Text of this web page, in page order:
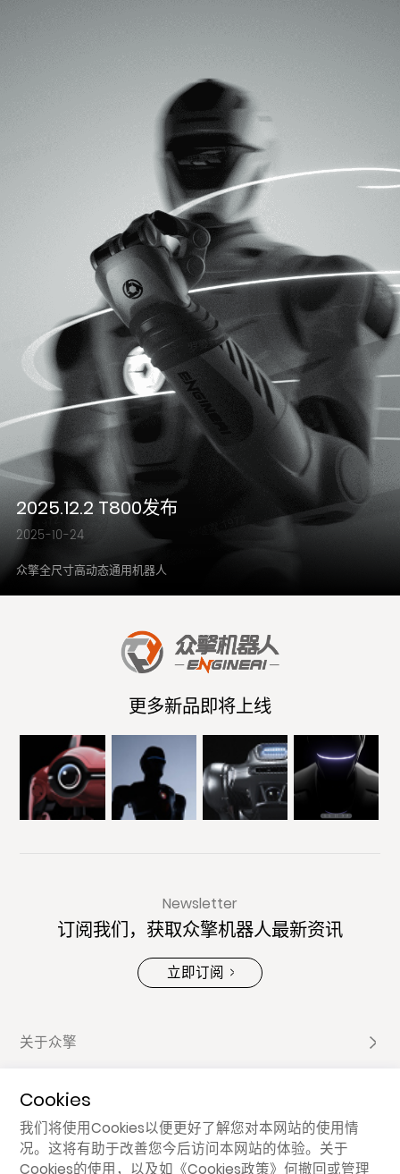
2025.12.2 T800发布
2025-10-24
众擎全尺寸高动态通用机器人
更多新品即将上线
Newsletter
订阅我们，获取众擎机器人最新资讯
立即订阅
关于众擎
产品家族
分享
Cookies
我们将使用Cookies以便更好了解您对本网站的使用情
况。这将有助于改善您今后访问本网站的体验。关于
Cookies的使用，以及如 《Cookies政策》何撤回或管理